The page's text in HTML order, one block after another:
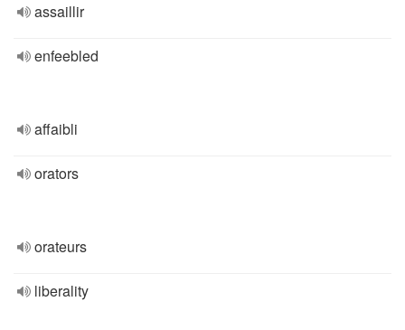
assaillir
enfeebled
affaibli
orators
orateurs
liberality